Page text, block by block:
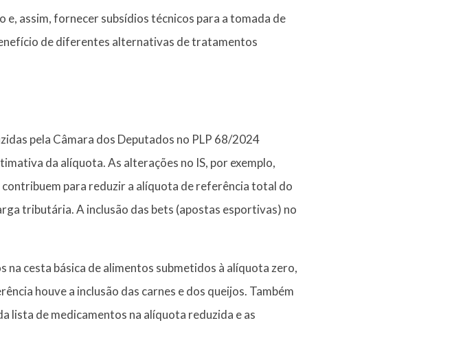
assim, fornecer subsídios técnicos para a tomada de
de diferentes alternativas de tratamentos
pela Câmara dos Deputados no PLP 68/2024
da alíquota. As alterações no IS, por exemplo,
para reduzir a alíquota de referência total do
tributária. A inclusão das bets (apostas esportivas) no
cesta básica de alimentos submetidos à alíquota zero,
houve a inclusão das carnes e dos queijos. Também
lista de medicamentos na alíquota reduzida e as